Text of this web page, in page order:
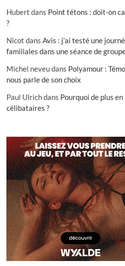
Hubert dans Point tétons : doit-on
?
Nicot dansAvis : j’ai testé une
familiales dans une séance de
Michel neveudans Polyamour :
nous parle de son choix
Paul Ulrichdans Pourquoi de plus
célibataires ?